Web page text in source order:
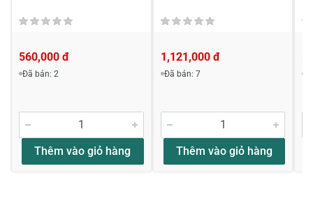
560,000 đ
Đã bán: 2
Thêm vào giỏ hàng
1,121,000 đ
Đã bán: 7
Thêm vào giỏ hàng